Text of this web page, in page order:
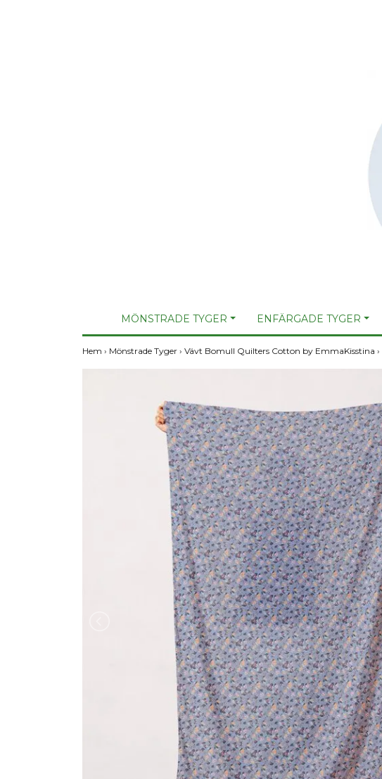
MÖNSTRADE TYGER ENFÄRGADE TYGER
Hem › Mönstrade Tyger › Vävt Bomull Quilters Cotton by EmmaKisstina ›